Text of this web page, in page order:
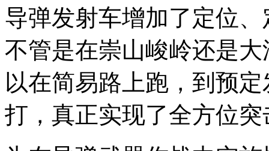
导弹发射车增加了定位
不管是在崇山峻岭还是
以在简易路上跑，到预
打，真正实现了全方位突